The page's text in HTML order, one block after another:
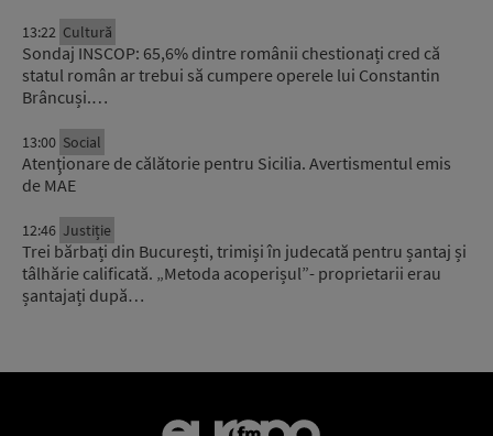
13:22 Cultură
Sondaj INSCOP: 65,6% dintre românii chestionați cred că
statul român ar trebui să cumpere operele lui Constantin
Brâncuși.…
13:00 Social
Atenţionare de călătorie pentru Sicilia. Avertismentul emis
de MAE
12:46 Justiție
Trei bărbați din București, trimiși în judecată pentru șantaj și
tâlhărie calificată. „Metoda acoperișul”- proprietarii erau
șantajați după…